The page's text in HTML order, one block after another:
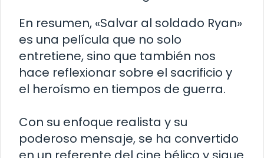
En resumen, «Salvar al soldado Ryan»
es una película que no solo
entretiene, sino que también nos
hace reflexionar sobre el sacrificio y
el heroísmo en tiempos de guerra.
Con su enfoque realista y su
poderoso mensaje, se ha convertido